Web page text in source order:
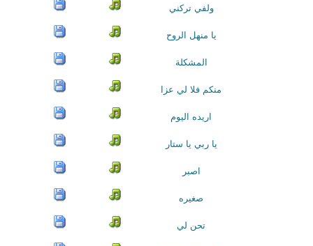
ولفي تركني
يا منهل الروح
المشكلة
منكم فلا لي عزا
اريده اليوم
يا ربي يا ستار
اصبر
صغيره
تحن لي